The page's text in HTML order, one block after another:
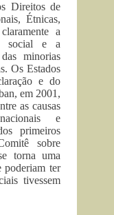
Direitos de
Étnicas,
a
social e a
minorias
Os Estados
e do
em 2001,
as causas
e
primeiros
sobre
torna uma
poderiam ter
tivessem